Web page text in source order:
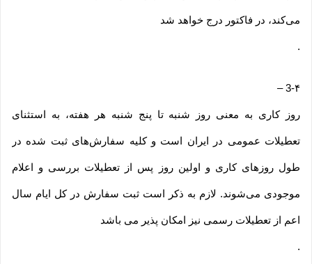
می‌کند، در فاکتور درج خواهد شد
.
3-۴–
روز کاری به معنی روز شنبه تا پنج شنبه هر هفته، به استثنای
تعطیلات عمومی در ایران است و کلیه سفارش‏‌های ثبت شده در
طول روزهای کاری و اولین روز پس از تعطیلات بررسی و اعلام
موجودی می‌‏شوند. لازم به ذکر است ثبت سفارش در کل ایام سال
اعم از تعطیلات رسمی نیز امکان پذیر می باشد
.